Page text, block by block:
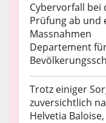
Cybervorfall bei
Prüfung ab und
Massnahmen
Departement
Trotz einiger
zuversichtlich
Helvetia